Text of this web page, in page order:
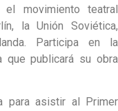
el movimiento teatral
la Unión Soviética,
Participa en la
que publicará su obra
para asistir al Primer